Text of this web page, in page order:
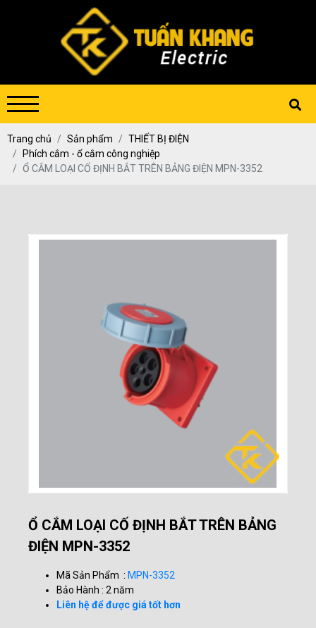
Trang chủ Sản phẩm
THIẾT BỊ ĐIỆN
Phích cắm - ổ cắm công nghiệp
Ổ CẮM LOẠI CỐ ĐỊNH BẮT TRÊN BẢNG ĐIỆN MPN-3352
Ổ CẮM LOẠI CỐ ĐỊNH BẮT TRÊN BẢNG
ĐIỆN MPN-3352
Mã Sản Phẩm : MPN-3352
Bảo Hành : 2 năm
Liên hệ để được giá tốt hơn